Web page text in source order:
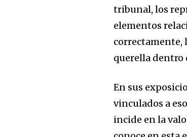
tribunal, los
elementos
correctamente,
querella dentro
En sus
vinculados a
incide en la